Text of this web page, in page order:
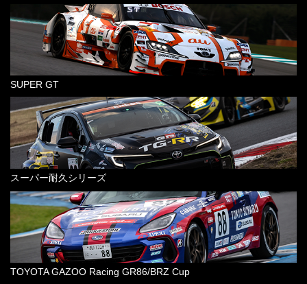
SUPER GT
スーパー耐久シリーズ
TOYOTA GAZOO Racing GR86/BRZ Cup